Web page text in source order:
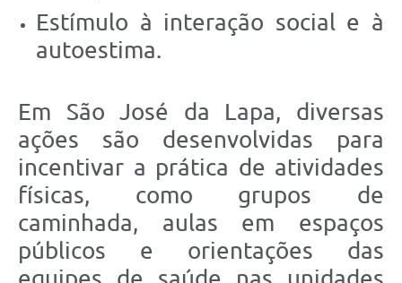
Estímulo à interação social e à
autoestima.
Em São José da Lapa, diversas
ações são desenvolvidas para
incentivar a prática de atividades
físicas, como grupos de
caminhada, aulas em espaços
públicos e orientações das